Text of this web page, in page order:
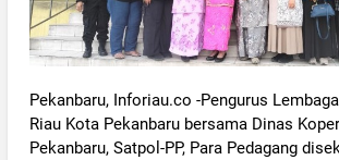
‎Pekanbaru, Inforiau.co -Pengurus
Riau Kota Pekanbaru bersama Dinas
Pekanbaru, Satpol-PP, Para Pedagang